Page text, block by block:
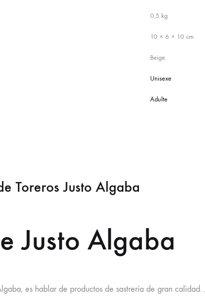
0,5 kg
10 × 6 × 10 cm
Beige
Unisexe
Adulte
Toreros Justo Algaba
Justo Algaba
es hablar de productos de sastrería de gran